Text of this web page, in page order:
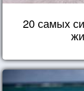
20 самых